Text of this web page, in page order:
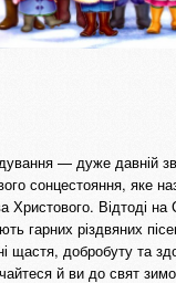
— дуже давній
сонцестояння, яке
Христового. Відтоді
гарних різдвяних
щастя, добробуту та
й ви до свят